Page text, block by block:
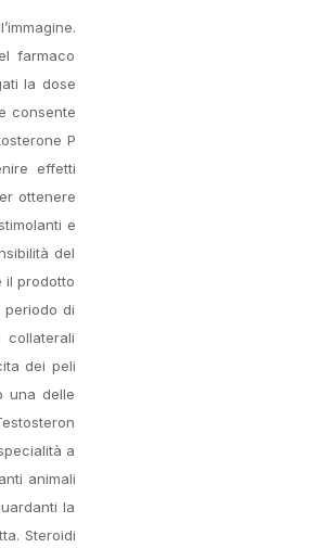
farmaco
la dose
consente
P
effetti
ottenere
e
del
il prodotto
di
collaterali
dei peli
una delle
a
animali
la
Steroidi